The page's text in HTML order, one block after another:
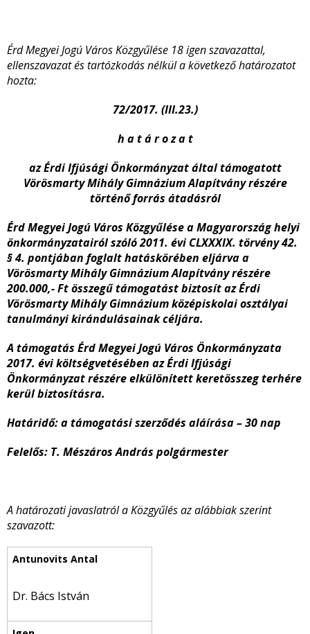
Érd Megyei Jogú Város Közgyűlése 18 igen szavazattal,
ellenszavazat és tartózkodás nélkül a következő határozatot
hozta:
72/2017. (III.23.)
h a t á r o z a t
az Érdi Ifjúsági Önkormányzat által támogatott
Vörösmarty Mihály Gimnázium Alapítványrészére
történő forrás átadásról
Érd Megyei Jogú Város Közgyűlése a Magyarország helyi
önkormányzatairól szóló 2011. évi CLXXXIX. törvény 42.
§ 4. pontjában foglalt hatáskörében eljárvaa
Vörösmarty Mihály Gimnázium Alapítvány részére
200.000,- Ft összegű támogatást biztosít az Érdi
Vörösmarty Mihály Gimnázium középiskolai osztályai
tanulmányi kirándulásainak céljára.
A támogatás Érd Megyei Jogú Város Önkormányzata
2017. évi költségvetésében az Érdi Ifjúsági
Önkormányzat részére elkülönített keretösszeg terhére
kerül biztosításra.
Határidő: a támogatási szerződés aláírása – 30 nap
Felelős: T. Mészáros András polgármester
A határozati javaslatról a Közgyűlés az alábbiak szerint
szavazott:
Dr. Bács István